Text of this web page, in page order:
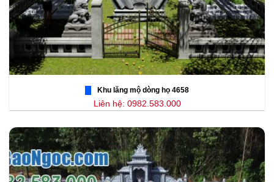
Khu lăng mộ dòng họ 4658
Liên hệ: 0982.583.000